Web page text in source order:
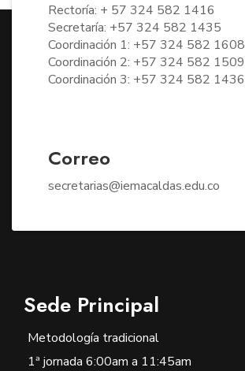
Rectoría: + 57 324 582 1416
Secretaría: +57 324 582 1435
Coordinación 1: +57 324 582 1608
Coordinación 2: +57 324 582 1509
Coordinación 3: +57 324 582 1436
Correo
secretarias@iemacaldas.edu.co
Sede Principal
Metodología tradicional
1ª jornada 6:00am a 11:45am